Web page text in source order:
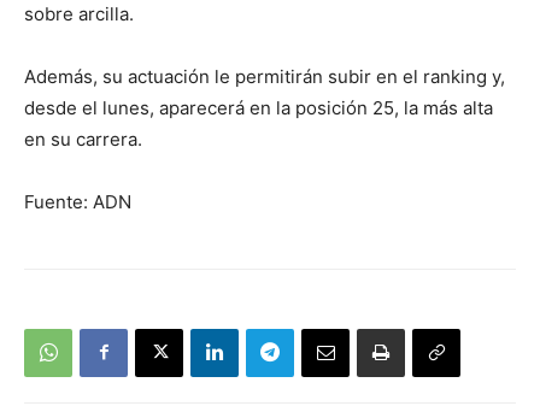
sobre arcilla.
Además, su actuación le permitirán subir en el ranking y,
desde el lunes, aparecerá en la posición 25, la más alta
en su carrera.
Fuente: ADN